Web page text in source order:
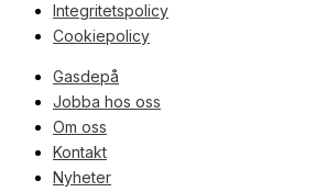
Integritetspolicy
Cookiepolicy
Gasdepå
Jobba hos oss
Om oss
Kontakt
Nyheter